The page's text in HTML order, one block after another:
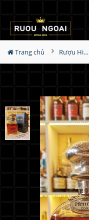
Trang chủ Rượu Hiếm - Cũ